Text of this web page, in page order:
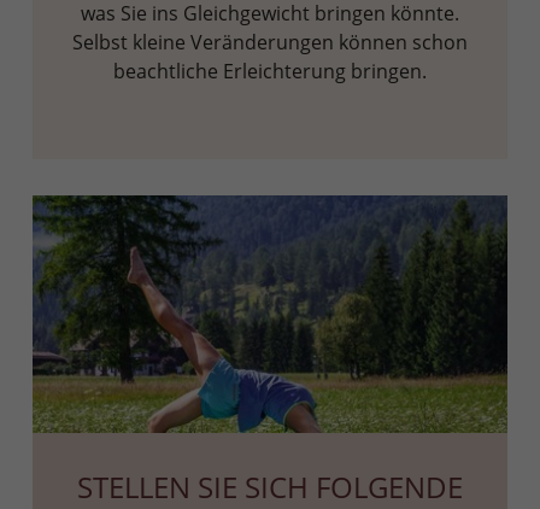
was Sie ins Gleichgewicht bringen könnte.
Selbst kleine Veränderungen können schon
beachtliche Erleichterung bringen.
STELLEN SIE SICH FOLGENDE